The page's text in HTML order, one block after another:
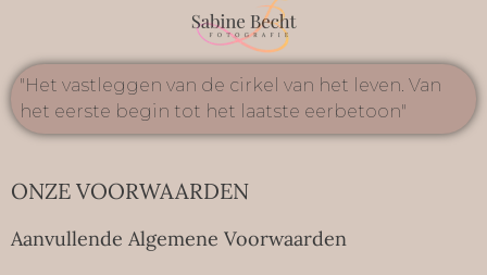
"Het vastleggen van de cirkel van het leven. Van
het eerste begin tot het laatste eerbetoon"
ONZE VOORWAARDEN
Aanvullende Algemene Voorwaarden